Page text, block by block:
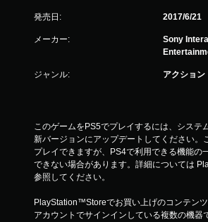
発売日: 2017/6/21
メーカー:
Sony
ジャンル: アクション
このゲームをPS5でプレイするには、システ
新バージョンにアップデートしてください。
プレイできますが、PS4で利用できる機能の
できない場合があります。詳細については
参照してください。
PlayStation™Storeでお買い上げのコンテン
アカウントでサインインしている複数の機器